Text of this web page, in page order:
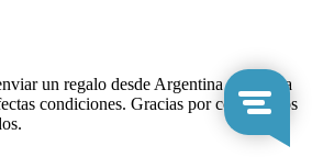
un regalo desde Argentina a Bélgica
condiciones. Gracias por conectarnos